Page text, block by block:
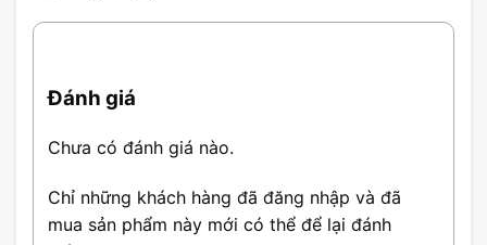
Đánh giá
Chưa có đánh giá nào.
Chỉ những khách hàng đã đăng nhập và đã
mua sản phẩm này mới có thể để lại đánh